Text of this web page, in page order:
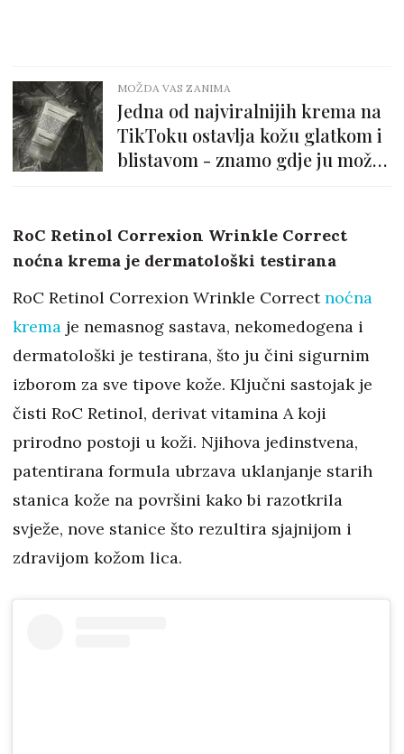
MOŽDA VAS ZANIMA
Jedna od najviralnijih krema na
TikToku ostavlja kožu glatkom i
blistavom - znamo gdje ju možeš
RoC Retinol Correxion Wrinkle Correct
noćna krema je dermatološki testirana
RoC Retinol Correxion Wrinkle Correctnoćna
krema je nemasnog sastava, nekomedogena i
dermatološki je testirana, što ju čini sigurnim
izborom za sve tipove kože. Ključni sastojak je
čisti RoC Retinol, derivat vitamina A koji
prirodno postoji u koži. Njihova jedinstvena,
patentirana formula ubrzava uklanjanje starih
stanica kože na površini kako bi razotkrila
svježe, nove stanice što rezultira sjajnijom i
zdravijom kožom lica.